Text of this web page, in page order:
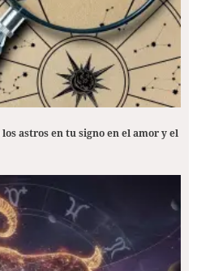
astros en tu signo en el amor y el